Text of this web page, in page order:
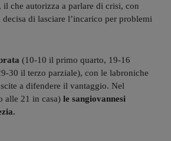
, il che autorizza a parlare di crisi, con
di lasciare l’incarico per problemi
(10-10 il primo quarto, 19-16
30 il terzo parziale), con le labroniche
a difendere il vantaggio. Nel
alle 21 in casa) le sangiovannesi